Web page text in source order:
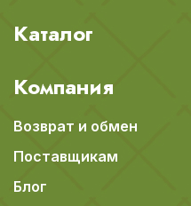
Каталог
Компания
Возврат и обмен
Поставщикам
Блог